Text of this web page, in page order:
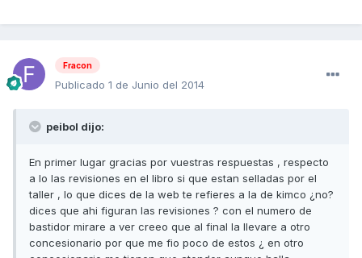
Fracon
Publicado 1 de Junio del 2014
peibol dijo:
En primer lugar gracias por vuestras respuestas , respecto
a lo las revisiones en el libro si que estan selladas por el
taller , lo que dices de la web te refieres a la de kimco ¿no?
dices que ahi figuran las revisiones ? con el numero de
bastidor mirare a ver creeo que al final la llevare a otro
concesionario por que me fio poco de estos ¿ en otro